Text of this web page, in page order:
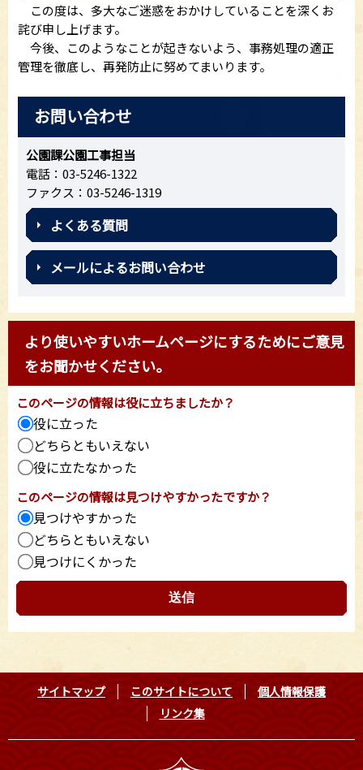
この度は、多大なご迷惑をおかけしていることを深くお
詫び申し上げます。
今後、このようなことが起きないよう、事務処理の適正
管理を徹底し、再発防止に努めてまいります。
お問い合わせ
公園課公園工事担当
電話：03-5246-1322
ファクス：03-5246-1319
よくある質問
メールによるお問い合わせ
より使いやすいホームページにするためにご意見
をお聞かせください。
このページの情報は役に立ちましたか？
役に立った
どちらともいえない
役に立たなかった
このページの情報は見つけやすかったですか？
見つけやすかった
どちらともいえない
見つけにくかった
サイトマップ このサイトについて
個人情報保護
リンク集